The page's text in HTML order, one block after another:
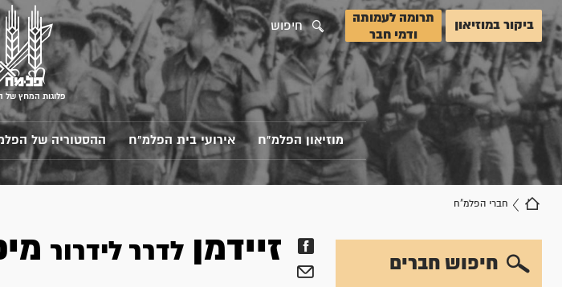
ביקור במוזיאון
תרומה לעמותה
ודמי חבר
חיפוש
פלוגות המחץ של
מוזיאון הפלמ"ח אירועי בית הפלמ"ח ההסטוריה של
חברי הפלמ"ח
חיפוש חברים זיידמן לדרר לידרור